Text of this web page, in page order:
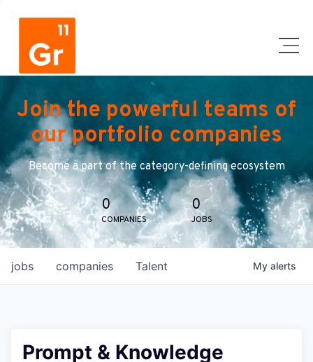
Join the powerful teams of
our portfolio companies
Become a part of the category-defining ecosystem
0
COMPANIES
0
JOBS
jobs companies Talent My alerts
Prompt & Knowledge